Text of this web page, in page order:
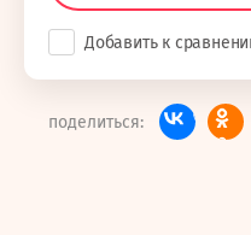
Добавить к
поделиться: